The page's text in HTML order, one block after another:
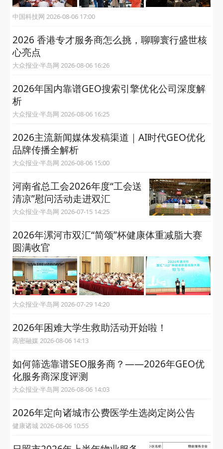
中国科技网 2026-08-06 17:00
2026 香港专才服务商怎么挑，聊聊寰行盛世核
心亮点
大众报业·半岛网 2026-08-06 16:26
2026年国内靠谱GEO搜索引擎优化公司深度解
析
大众报业·半岛网 2026-08-06 16:25
2026主流新闻媒体发稿渠道｜AI时代GEO优化
品牌传播全解析
大众报业·半岛网 2026-08-06 15:00
河南省总工会2026年度“工会送
清凉”慰问活动走进双汇
大众报业·半岛网 2026-07-15 14:25
2026年漯河市双汇“简颂”杯健康体重减脂大赛
圆满收官
大众报业·半岛网 2026-07-29 14:20
2026年困难大学生救助活动开始啦！
高密融媒 2026-08-06 14:13
如何筛选靠谱SEO服务商？——2026年GEO优
化服务商深度评测
大众报业·半岛网 2026-08-06 14:03
2026年定向诸城市公费医学生选岗定岗公告
健康诸城 2026-08-06 10:55